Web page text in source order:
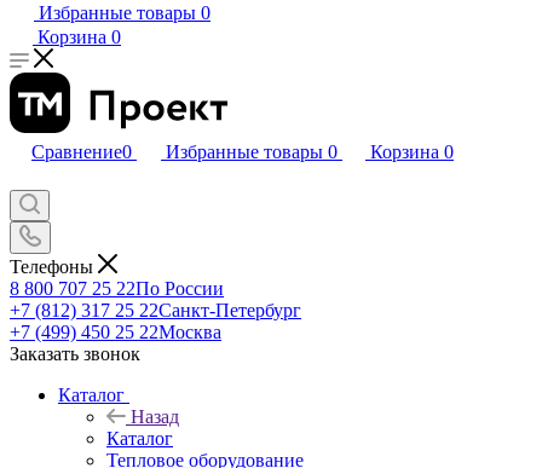
Избранные товары 0
Корзина 0
Сравнение0 Избранные товары 0 Корзина 0
Телефоны
8 800 707 25 22По России
+7 (812) 317 25 22Санкт-Петербург
+7 (499) 450 25 22Москва
Заказать звонок
Каталог
Назад
Каталог
Тепловое оборудование